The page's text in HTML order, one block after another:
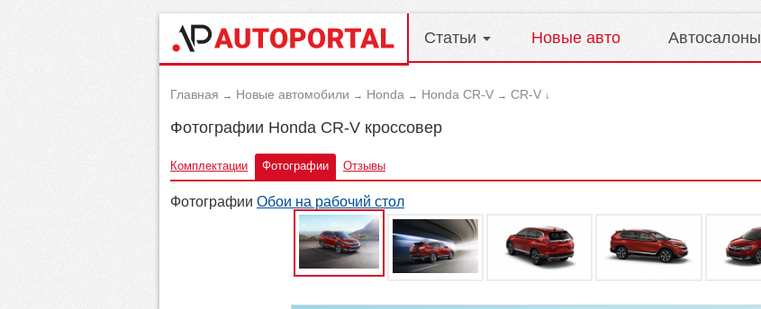
Статьи Новые авто Автосалоны
Главная → Новые автомобили → Honda → Honda CR-V → CR-V ↓
Фотографии Honda CR-V кроссовер
Комплектации Фотографии Отзывы
Фотографии Обои на рабочий стол